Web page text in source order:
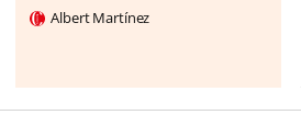
Albert Martínez